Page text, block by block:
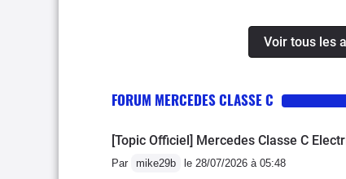
dans la concession
véhicule a que 10
reconnaître sa
Voir tous les
FORUM MERCEDES CLASSE C
[Topic Officiel] Mercedes Classe C
Par mike29b le 28/07/2026 à 05:48